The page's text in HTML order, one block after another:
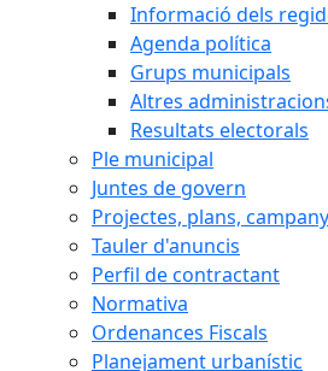
Informació dels
Agenda política
Grups municipals
Altres
Resultats electorals
Ple municipal
Juntes de govern
Projectes, plans,
Tauler d'anuncis
Perfil de contractant
Normativa
Ordenances Fiscals
Planejament urbanístic